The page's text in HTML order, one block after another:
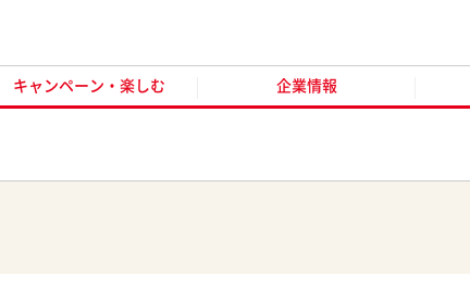
キャンペーン・楽しむ 企業情報
オンライ